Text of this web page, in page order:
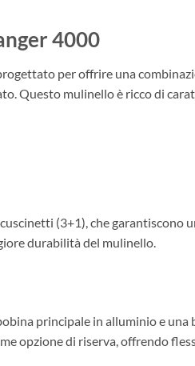
4000
per offrire una
Questo mulinello è ricco di
(3+1), che garantiscono
durabilità del mulinello.
principale in alluminio e
opzione di riserva, offrendo